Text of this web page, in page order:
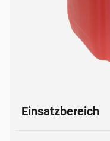
Einsatzbereich